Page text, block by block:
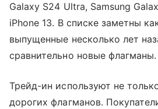
Galaxy S24 Ultra, Samsung
iPhone 13. В списке заметны
выпущенные несколько лет
сравнительно новые флагманы.
Трейд-ин используют не
дорогих флагманов.